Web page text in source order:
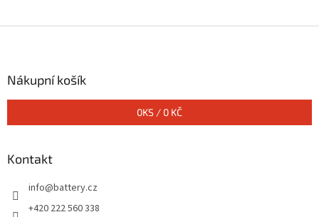
Nákupní košík
0KS / 0 KČ
Kontakt
info@battery.cz
+420 222 560 338